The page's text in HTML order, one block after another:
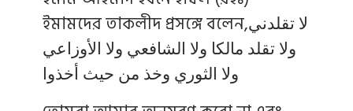
ইমামদের তাকলীদ প্রসঙ্গে বলেন,لا تقلدني
ولا تقلد مالكا ولا الشافعي ولا الأوزاعي
ولا الثوري وخذ من حيث أخذوا